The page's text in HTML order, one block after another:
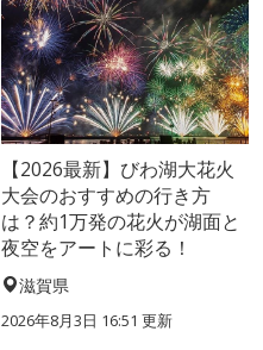
【2026最新】びわ湖大花火
大会のおすすめの行き方
は？約1万発の花火が湖面と
夜空をアートに彩る！
滋賀県
2026年8月3日 16:51 更新